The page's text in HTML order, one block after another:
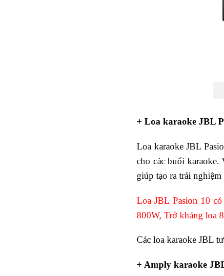
+ Loa karaoke JBL
Loa karaoke JBL
cho các buổi karaoke.
giúp tạo ra trải
Loa JBL Pasion 10
800W, Trở kháng loa
Các loa karaoke JBL
+ Amply karaoke